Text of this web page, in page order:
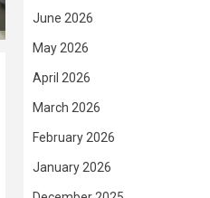
June 2026
May 2026
April 2026
March 2026
February 2026
January 2026